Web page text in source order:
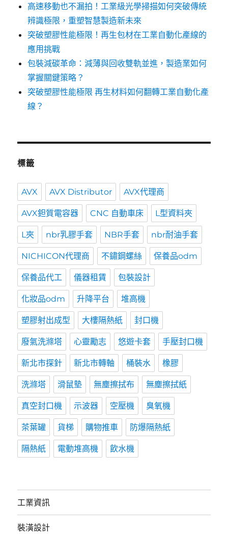
高速移動也不漏拍！工業級光學掃描如何突破傳統
辨識極限，重塑智慧製造新未來
突破塑膠性能極限！再生包材在工業自動化產線的
應用挑戰
包裝減碳革命：減薄與回收雙軌並進，製造業如何
掌握關鍵策略？
突破塑膠性能極限 再生材料如何翻轉工業自動化產
線？
標籤
AVX AVX Distributor AVX代理商
AVX鉭質電容器 CNC 自動車床 L型資料夾
L夾 nbr乳膠手套 NBR手套 nbr耐油手套
NICHICON代理商 不鏽鋼螺絲 保養品odm
保養品代工 儀器租賃 包裝設計
化妝品odm 升降平台 堆高機
塑膠射出成型 大樓隔熱紙 封口機
廢氣洗滌塔 心靈勵志 悠遊卡套 手壓封口機
新北市探針 新北市轉軸 桶裝水 橡膠
洗滌塔 滑鼠墊 無塵擦拭布 無塵擦拭紙
真空封口機 示波器 空壓機 臭氧機
茶葉罐 貨梯 購物推車 防爆隔熱紙
隔熱紙 電動堆高機 飲水機
工業資訊
裝潢設計